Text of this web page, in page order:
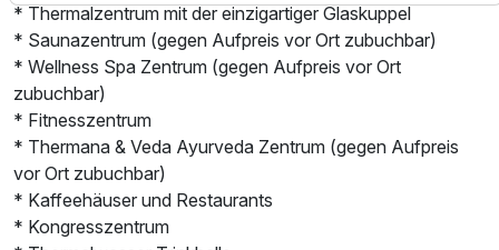
Ausstattung
* Thermalzentrum mit der einzigartiger Glaskuppel
* Saunazentrum (gegen Aufpreis vor Ort zubuchbar)
* Wellness Spa Zentrum (gegen Aufpreis vor Ort
zubuchbar)
* Fitnesszentrum
* Thermana & Veda Ayurveda Zentrum (gegen Aufpreis
vor Ort zubuchbar)
* Kaffeehäuser und Restaurants
* Kongresszentrum